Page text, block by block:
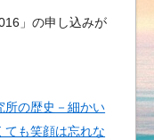
」の申し込みが
所の歴史－細かい
ても笑顔は忘れな